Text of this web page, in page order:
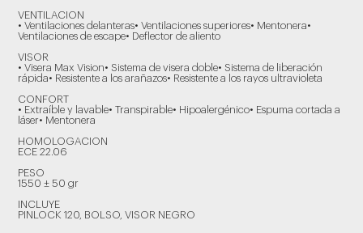
VENTILACION
• Ventilaciones delanteras• Ventilaciones superiores• Mentonera•
Ventilaciones de escape• Deflector de aliento
VISOR
• Visera Max Vision• Sistema de visera doble• Sistema de liberación
rápida• Resistente a los arañazos• Resistente a los rayos ultravioleta
CONFORT
• Extraíble y lavable• Transpirable• Hipoalergénico• Espuma cortada a
láser• Mentonera
HOMOLOGACION
ECE 22.06
PESO
1550 ± 50 gr
INCLUYE
PINLOCK 120, BOLSO, VISOR NEGRO